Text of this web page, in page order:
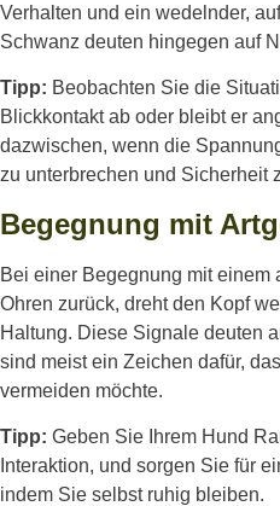
Verhalten und ein wedelnder,
Schwanz deuten hingegen auf
Tipp: Beobachten Sie die
Blickkontakt ab oder bleibt er
dazwischen, wenn die
zu unterbrechen und Sicherheit
Begegnung mit
Bei einer Begegnung mit einem
Ohren zurück, dreht den Kopf
Haltung. Diese Signale deuten
sind meist ein Zeichen dafür,
vermeiden möchte.
Tipp: Geben Sie Ihrem Hund
Interaktion, und sorgen Sie für
indem Sie selbst ruhig bleiben.